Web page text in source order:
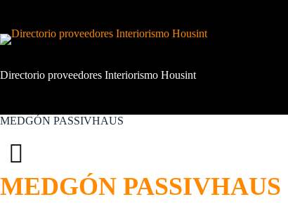
contenido
Directorio proveedores Interiorismo Housint
MEDGÓN PASSIVHAUS
MEDGÓN PASSIVHAUS